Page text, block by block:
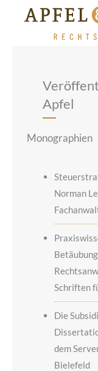
Apfel
Monographien
Norman
Schriften
Die
dem
Bielefeld